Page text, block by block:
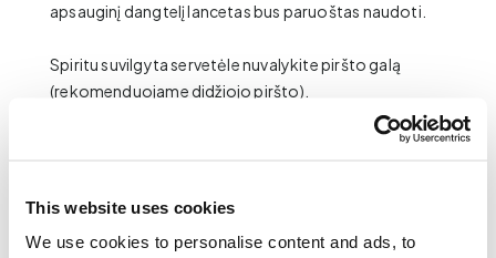
This website uses cookies
We use cookies to personalise content and ads, to
apsauginį dangtelį lancetas bus paruoštas naudoti.
Spiritu suvilgyta servetėle nuvalykite piršto galą
(rekomenduojame didžiojo piršto).
lanceto viršutinę dalį link piršto, kol išgirsite
pirštą.